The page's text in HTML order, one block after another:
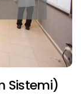
Sistemi)